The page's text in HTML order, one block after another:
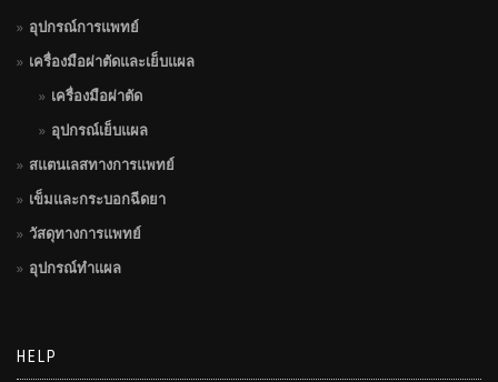
อุปกรณ์การแพทย์
เครื่องมือผ่าตัดและเย็บแผล
เครื่องมือผ่าตัด
อุปกรณ์เย็บแผล
สแตนเลสทางการแพทย์
เข็มและกระบอกฉีดยา
วัสดุทางการแพทย์
อุปกรณ์ทำแผล
HELP